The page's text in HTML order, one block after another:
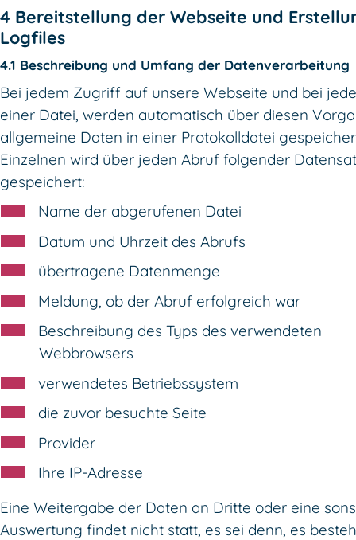
4 Bereitstellung der Webseite und
Logfiles
4.1 Beschreibung und Umfang der Datenverarbeitung
Bei jedem Zugriff auf unsere Webseite und bei
einer Datei, werden automatisch über diesen
allgemeine Daten in einer Protokolldatei
Einzelnen wird über jeden Abruf folgender
gespeichert:
Name der abgerufenen Datei
Datum und Uhrzeit des Abrufs
übertragene Datenmenge
Meldung, ob der Abruf erfolgreich war
Beschreibung des Typs des verwendeten
Webbrowsers
verwendetes Betriebssystem
die zuvor besuchte Seite
Provider
Ihre IP-Adresse
Eine Weitergabe der Daten an Dritte oder eine
Auswertung findet nicht statt, es sei denn, es